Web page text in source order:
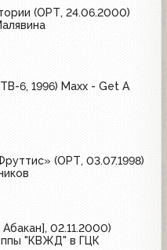
(ОРТ, 24.06.2000)
6, 1996) Maxx - Get A
(ОРТ, 03.07.1998)
02.11.2000)
"КВЖД" в ГЦК